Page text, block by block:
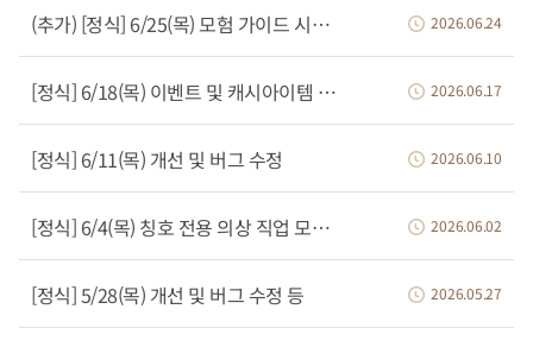
(추가) [정식] 6/25(목) 모험 가이드 시스템 추가, 에테르 강화 부위 추가 등 2026.06.24
[정식] 6/18(목) 이벤트 및 캐시아이템 판매 종료 등 2026.06.17
[정식] 6/11(목) 개선 및 버그 수정 2026.06.10
[정식] 6/4(목) 칭호 전용 의상 직업 모션 추가 등 2026.06.02
[정식] 5/28(목) 개선 및 버그 수정 등 2026.05.27